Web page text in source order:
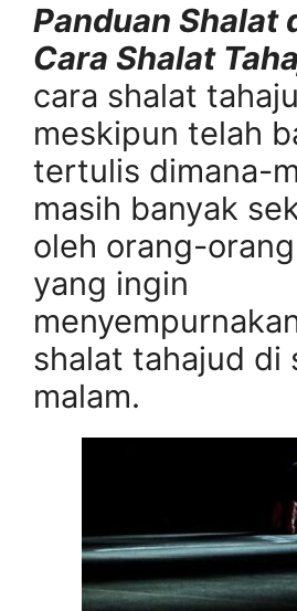
Panduan Shalat
Cara Shalat
cara shalat
meskipun telah
tertulis dimana-
masih banyak
oleh orang-
yang ingin
shalat tahajud di
malam.